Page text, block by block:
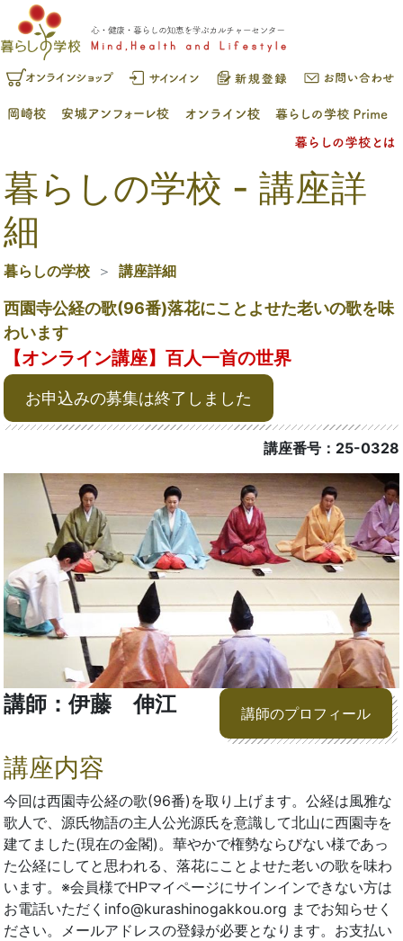
暮らしの学校 - 講座詳
細
暮らしの学校 講座詳細
西園寺公経の歌(96番)落花にことよせた老いの歌を味
わいます
【オンライン講座】百人一首の世界
お申込みの募集は終了しました
講座番号：25-0328
講師：伊藤 伸江 講師のプロフィール
講座内容
今回は西園寺公経の歌(96番)を取り上げます。公経は風雅な
歌人で、源氏物語の主人公光源氏を意識して北山に西園寺を
建てました(現在の金閣)。華やかで権勢ならびない様であっ
た公経にしてと思われる、落花にことよせた老いの歌を味わ
います。※会員様でHPマイページにサインインできない方は
お電話いただくinfo@kurashinogakkou.org までお知らせく
ださい。メールアドレスの登録が必要となります。お支払い